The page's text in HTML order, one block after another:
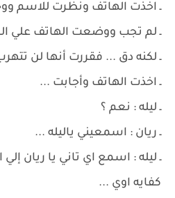
ـ اخذت الهاتف ونظرت للاسم
ـ لم تجب ووضعت الهاتف علي
ـ لكنه دق ... فقررت أنها لن
ـ اخذت الهاتف وأجابت ...
ـ ليله : نعم ؟
ـ ريان : اسمعيني ياليله ...
ـ ليله : اسمع اي تاني يا ريان
كفايه اوي ...